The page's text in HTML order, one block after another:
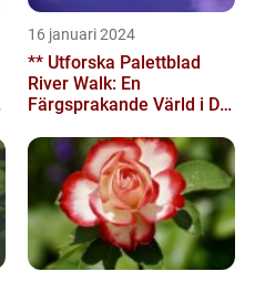
16 januari 2024
** Utforska Palettblad
River Walk: En
Färgsprakande Värld i Din